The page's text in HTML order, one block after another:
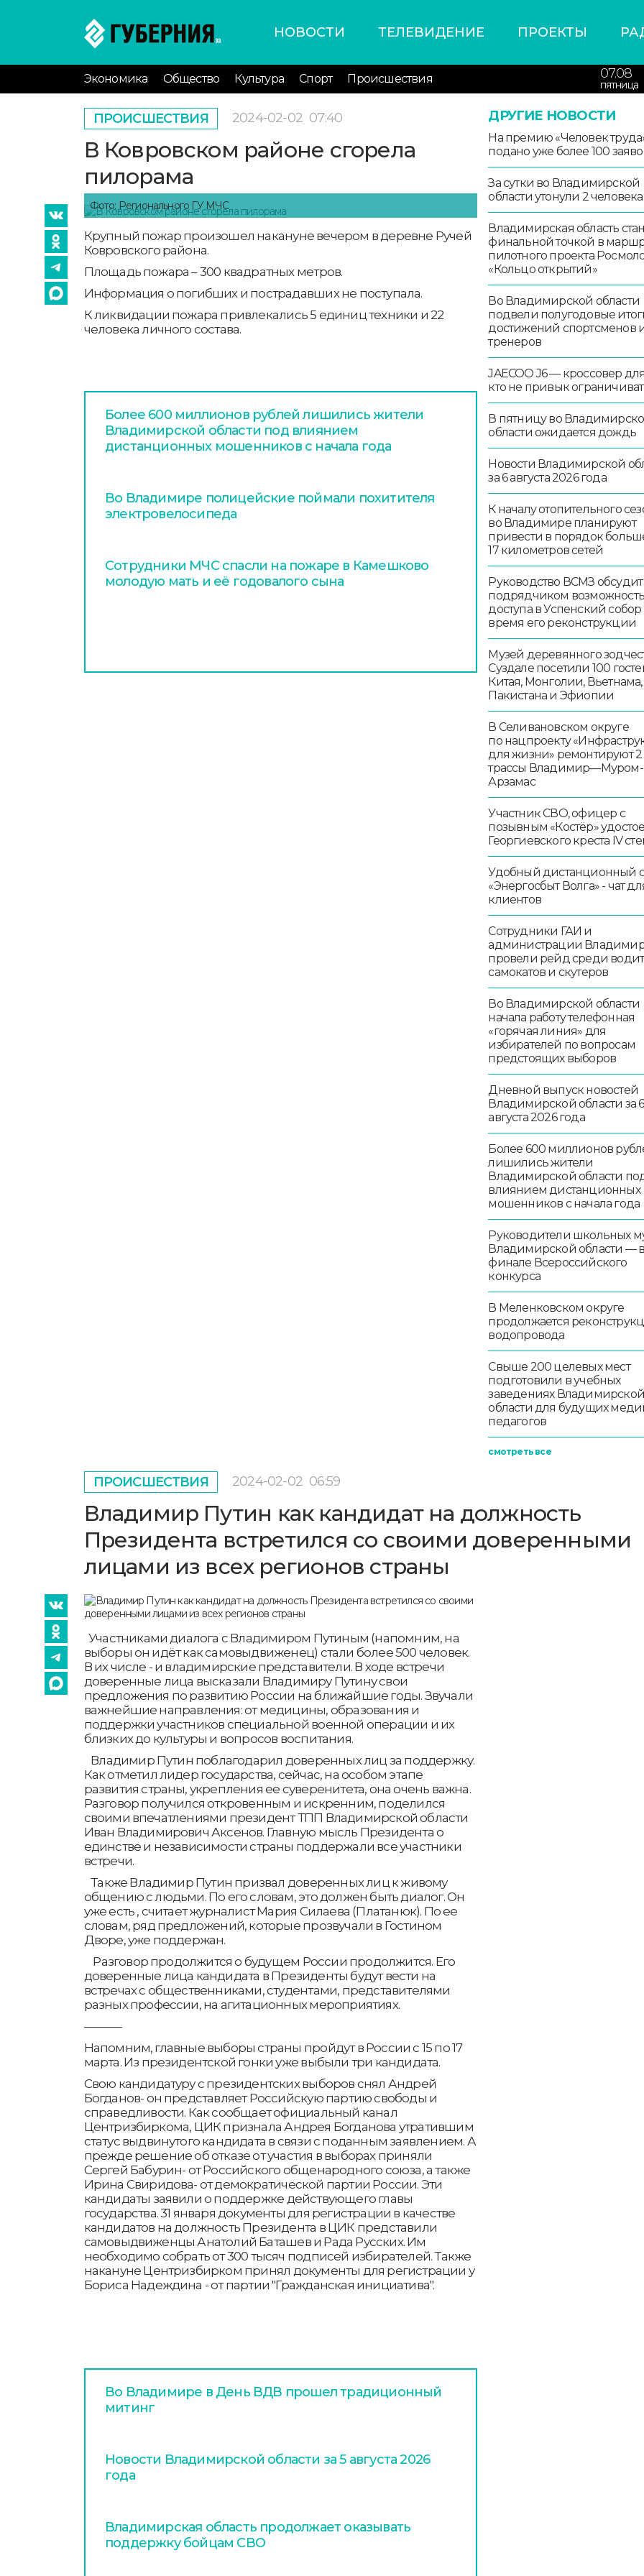
НОВОСТИ ТЕЛЕВИДЕНИЕ ПРОЕКТЫ
Экономика Общество Культура Спорт Происшествия 07.08
пятница
ПРОИСШЕСТВИЯ 2024-02-02 07:40
В Ковровском районе сгорела
пилорама
Фото: Регионального ГУ МЧС
Крупный пожар произошел накануне вечером в деревне Ручей
Ковровского района.
Площадь пожара – 300 квадратных метров.
Информация о погибших и пострадавших не поступала.
К ликвидации пожара привлекались 5 единиц техники и 22
человека личного состава.
Более 600 миллионов рублей лишились жители
Владимирской области под влиянием
дистанционных мошенников с начала года
Во Владимире полицейские поймали похитителя
электровелосипеда
Сотрудники МЧС спасли на пожаре в Камешково
молодую мать и её годовалого сына
ДРУГИЕ НОВОСТИ
На премию «Человек
подано уже более 100
За сутки во Владимирской
области утонули 2 человека
Владимирская область
финальной точкой в
пилотного проекта
«Кольцо открытий»
Во Владимирской области
подвели полугодовые
достижений спортсменов
тренеров
JAECOO J6 — кроссовер для
кто не привык
В пятницу во
области ожидается дождь
Новости Владимирской
за 6 августа 2026 года
К началу отопительного
во Владимире планируют
привести в порядок
17 километров сетей
Руководство ВСМЗ обсудит
подрядчиком возможность
доступа в Успенский собор
время его реконструкции
Музей деревянного
Суздале посетили 100
Китая, Монголии, Вьетнама,
Пакистана и Эфиопии
В Селивановском округе
по нацпроекту
для жизни» ремонтируют
трассы Владимир—Муром-
Арзамас
Участник СВО, офицер с
позывным «Костёр»
Георгиевского креста IV
Удобный дистанционный
«Энергосбыт Волга» - чат
клиентов
Сотрудники ГАИ и
администрации
провели рейд среди
самокатов и скутеров
Во Владимирской области
начала работу телефонная
«горячая линия» для
избирателей по вопросам
предстоящих выборов
Дневной выпуск новостей
Владимирской области за 6
августа 2026 года
Более 600 миллионов
лишились жители
Владимирской области
влиянием дистанционных
мошенников с начала года
Руководители школьных
Владимирской области — в
финале Всероссийского
конкурса
В Меленковском округе
продолжается
водопровода
Свыше 200 целевых мест
подготовили в учебных
заведениях Владимирской
области для будущих
педагогов
смотреть все
ПРОИСШЕСТВИЯ 2024-02-02 06:59
Владимир Путин как кандидат на должность
Президента встретился со своими доверенными
лицами из всех регионов страны
Участниками диалога с Владимиром Путиным (напомним, на
выборы он идёт как самовыдвиженец) стали более 500 человек.
В их числе - и владимирские представители. В ходе встречи
доверенные лица высказали Владимиру Путину свои
предложения по развитию России на ближайшие годы. Звучали
важнейшие направления: от медицины, образования и
поддержки участников специальной военной операции и их
близких до культуры и вопросов воспитания.
Владимир Путин поблагодарил доверенных лиц за поддержку.
Как отметил лидер государства, сейчас, на особом этапе
развития страны, укрепления ее суверенитета, она очень важна.
Разговор получился откровенным и искренним, поделился
своими впечатлениями президент ТПП Владимирской области
Иван Владимирович Аксенов. Главную мысль Президента о
единстве и независимости страны поддержали все участники
встречи.
Также Владимир Путин призвал доверенных лиц к живому
общению с людьми. По его словам, это должен быть диалог. Он
уже есть , считает журналист Мария Силаева (Платанюк). По ее
словам, ряд предложений, которые прозвучали в Гостином
Дворе, уже поддержан.
Разговор продолжится о будущем России продолжится. Его
доверенные лица кандидата в Президенты будут вести на
встречах с общественниками, студентами, представителями
разных профессии, на агитационных мероприятиях.
———-
Напомним, главные выборы страны пройдут в России с 15 по 17
марта. Из президентской гонки уже выбыли три кандидата.
Свою кандидатуру с президентских выборов снял Андрей
Богданов- он представляет Российскую партию свободы и
справедливости. Как сообщает официальный канал
Центризбиркома, ЦИК признала Андрея Богданова утратившим
статус выдвинутого кандидата в связи с поданным заявлением. А
прежде решение об отказе от участия в выборах приняли
Сергей Бабурин- от Российского общенародного союза, а также
Ирина Свиридова- от демократической партии России. Эти
кандидаты заявили о поддержке действующего главы
государства. 31 января документы для регистрации в качестве
кандидатов на должность Президента в ЦИК представили
самовыдвиженцы Анатолий Баташев и Рада Русских. Им
необходимо собрать от 300 тысяч подписей избирателей. Также
накануне Центризбирком принял документы для регистрации у
Бориса Надеждина - от партии "Гражданская инициатива".
Во Владимире в День ВДВ прошел традиционный
митинг
Новости Владимирской области за 5 августа 2026
года
Владимирская область продолжает оказывать
поддержку бойцам СВО